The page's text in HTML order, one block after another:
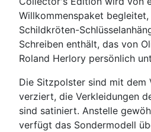
Willkommenspaket begleitet,
Schildkröten-
Schreiben enthält, das von
Roland Herlory persönlich
Die Sitzpolster sind mit dem
verziert, die Verkleidungen
sind satiniert. Anstelle
verfügt das Sondermodell